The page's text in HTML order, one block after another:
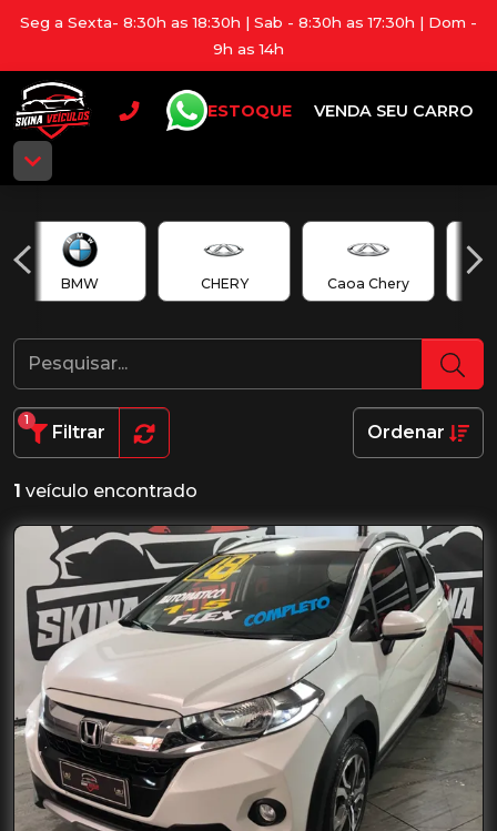
Seg a Sexta- 8:30h as 18:30h | Sab - 8:30h as 17:30h | Dom -
9h as 14h
ESTOQUE VENDA SEU CARRO
BMW CHERY Caoa Chery
Filtrar
1
Ordenar
1 veículo encontrado